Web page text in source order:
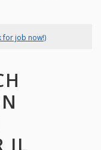
for job now!)